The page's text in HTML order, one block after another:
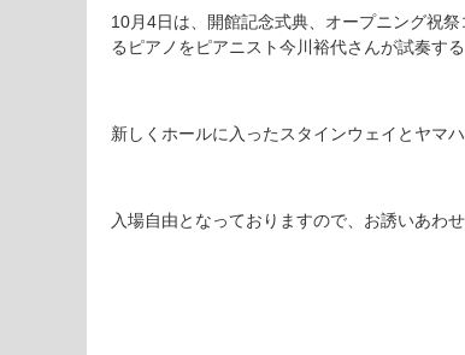
10月4日は、開館記念式典、オープニング祝
るピアノをピアニスト今川裕代さんが試奏す
新しくホールに入ったスタインウェイとヤマ
入場自由となっておりますので、お誘いあわ